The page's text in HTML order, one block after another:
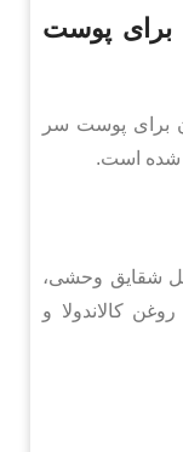
برای پوست
برای پوست سر
شده است.
شقایق وحشی،
روغن کالاندولا و